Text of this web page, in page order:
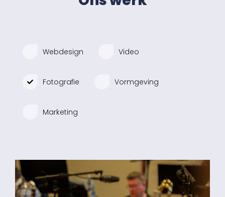
Webdesign Video
Fotografie Vormgeving
Marketing